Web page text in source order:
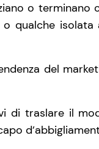
o terminano
qualche
del
di traslare il